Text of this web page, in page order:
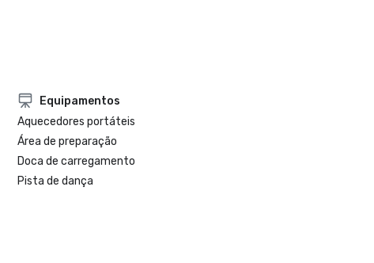
Equipamentos
Aquecedores portáteis
Área de preparação
Doca de carregamento
Pista de dança